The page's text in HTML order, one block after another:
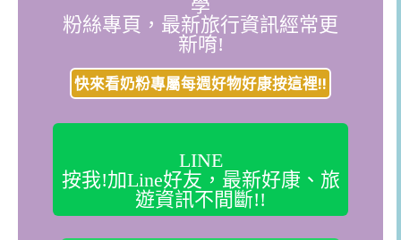
學
粉絲專頁，最新旅行資訊經常更
新唷!
快來看奶粉專屬每週好物好康按這裡!!
LINE
按我!加Line好友，最新好康、旅
遊資訊不間斷!!